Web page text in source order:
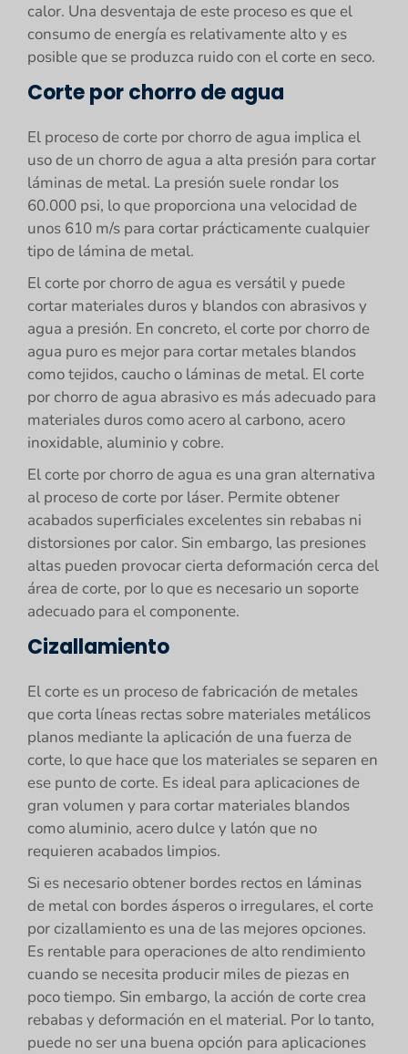
calor. Una desventaja de este proceso es que el
consumo de energía es relativamente alto y es
posible que se produzca ruido con el corte en seco.
Corte por chorro de agua
El proceso de corte por chorro de agua implica el
uso de un chorro de agua a alta presión para cortar
láminas de metal. La presión suele rondar los
60.000 psi, lo que proporciona una velocidad de
unos 610 m/s para cortar prácticamente cualquier
tipo de lámina de metal.
El corte por chorro de agua es versátil y puede
cortar materiales duros y blandos con abrasivos y
agua a presión. En concreto, el corte por chorro de
agua puro es mejor para cortar metales blandos
como tejidos, caucho o láminas de metal. El corte
por chorro de agua abrasivo es más adecuado para
materiales duros como acero al carbono, acero
inoxidable, aluminio y cobre.
El corte por chorro de agua es una gran alternativa
al proceso de corte por láser. Permite obtener
acabados superficiales excelentes sin rebabas ni
distorsiones por calor. Sin embargo, las presiones
altas pueden provocar cierta deformación cerca del
área de corte, por lo que es necesario un soporte
adecuado para el componente.
Cizallamiento
El corte es un proceso de fabricación de metales
que corta líneas rectas sobre materiales metálicos
planos mediante la aplicación de una fuerza de
corte, lo que hace que los materiales se separen en
ese punto de corte. Es ideal para aplicaciones de
gran volumen y para cortar materiales blandos
como aluminio, acero dulce y latón que no
requieren acabados limpios.
Si es necesario obtener bordes rectos en láminas
de metal con bordes ásperos o irregulares, el corte
por cizallamiento es una de las mejores opciones.
Es rentable para operaciones de alto rendimiento
cuando se necesita producir miles de piezas en
poco tiempo. Sin embargo, la acción de corte crea
rebabas y deformación en el material. Por lo tanto,
puede no ser una buena opción para aplicaciones